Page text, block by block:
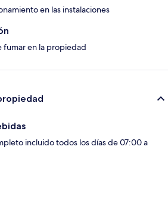
en las instalaciones
fumar en la propiedad
incluido todos los días de 07:00 a